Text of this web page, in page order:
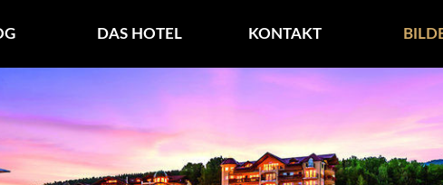
– BLOG
Wald
DAS HOTEL KONTAKT